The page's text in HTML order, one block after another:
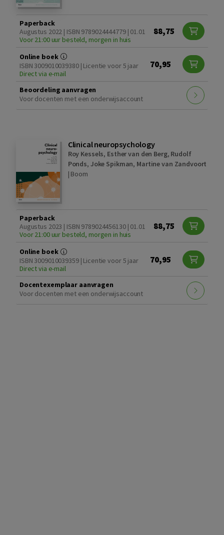
Paperback
Augustus 2022 | ISBN 9789024444779 | 01.01
Voor 21:00 uur besteld, morgen in huis
88,75
Online boek
ISBN 3009010039380 | Licentie voor 5 jaar
Direct via e-mail
70,95
Beoordeling aanvragen
Voor docenten met een onderwijsaccount
Clinical neuropsychology
Roy Kessels, Esther van den Berg, Rudolf
Ponds, Joke Spikman, Martine van Zandvoort
| Boom
Paperback
Augustus 2023 | ISBN 9789024456130 | 01.01
Voor 21:00 uur besteld, morgen in huis
88,75
Online boek
ISBN 3009010039359 | Licentie voor 5 jaar
Direct via e-mail
70,95
Docentexemplaar aanvragen
Voor docenten met een onderwijsaccount